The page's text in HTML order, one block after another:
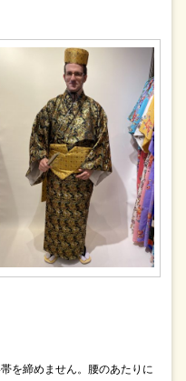
を締めません。腰のあたりに